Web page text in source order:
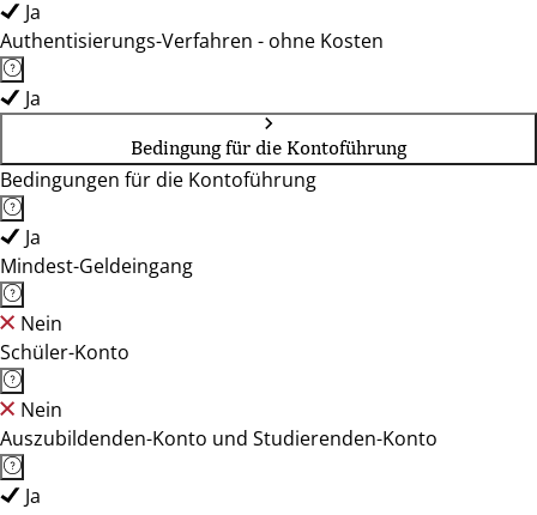
Ja
Authentisierungs-Verfahren - ohne Kosten
Ja
Bedingung für die Kontoführung
Bedingungen für die Kontoführung
Ja
Mindest-Geldeingang
Nein
Schüler-Konto
Nein
Auszubildenden-Konto und Studierenden-Konto
Ja